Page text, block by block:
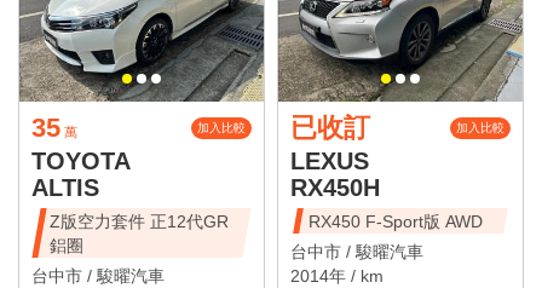
35 萬 加入比較
TOYOTA
ALTIS
Z版空力套件 正12代GR
鋁圈
台中市 / 駿曜汽車
已收訂 加入比較
LEXUS
RX450H
RX450 F-Sport版 AWD
台中市 / 駿曜汽車
2014年 / km